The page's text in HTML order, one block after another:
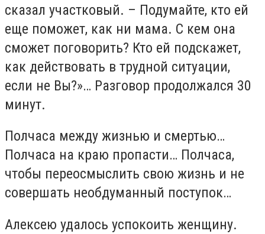
сказал участковый. – Подумайте, кто ей
еще поможет, как ни мама. С кем она
сможет поговорить? Кто ей подскажет,
как действовать в трудной ситуации,
если не Вы?»… Разговор продолжался 30
минут.
Полчаса между жизнью и смертью…
Полчаса на краю пропасти… Полчаса,
чтобы переосмыслить свою жизнь и не
совершать необдуманный поступок…
Алексею удалось успокоить женщину.